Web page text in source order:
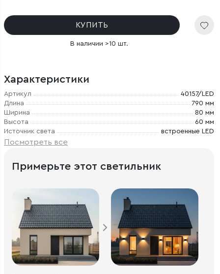
КУПИТЬ
В наличии >10 шт.
Характеристики
Артикул
40157/LED
Длина
790 мм
Ширина
80 мм
Высота
60 мм
Источник света
встроенные LED
Посмотреть все
Примерьте этот светильник